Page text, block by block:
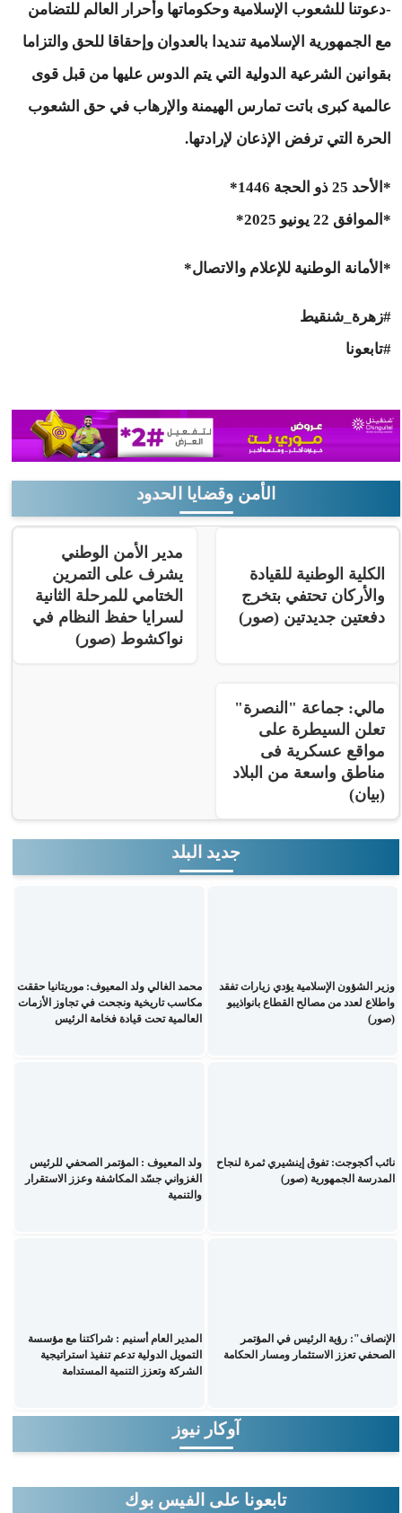
-دعوتنا للشعوب الإسلامية وحكوماتها وأحرار العالم للتضامن
مع الجمهورية الإسلامية تنديدا بالعدوان وإحقاقا للحق والتزاما
بقوانين الشرعية الدولية التي يتم الدوس عليها من قبل قوى
عالمية كبرى باتت تمارس الهيمنة والإرهاب في حق الشعوب
الحرة التي ترفض الإذعان لإرادتها.
*الأحد 25 ذو الحجة 1446*
*الموافق 22 يونيو 2025*
*الأمانة الوطنية للإعلام والاتصال*
#زهرة_شنقيط
#تابعونا
الأمن وقضايا الحدود
الكلية الوطنية للقيادة
والأركان تحتفي بتخرج
دفعتين جديدتين (صور)
مدير الأمن الوطني
يشرف على التمرين
الختامي للمرحلة الثانية
لسرايا حفظ النظام في
نواكشوط (صور)
مالي: جماعة "النصرة"
تعلن السيطرة على
مواقع عسكرية فى
مناطق واسعة من البلاد
(بيان)
جديد البلد
وزير الشؤون الإسلامية يؤدي زيارات تفقد
واطلاع لعدد من مصالح القطاع بانواذيبو
(صور)
محمد الغالي ولد المعيوف: موريتانيا حققت
مكاسب تاريخية ونجحت في تجاوز الأزمات
العالمية تحت قيادة فخامة الرئيس
نائب أكجوجت: تفوق إينشيري ثمرة لنجاح
المدرسة الجمهورية (صور)
ولد المعيوف : المؤتمر الصحفي للرئيس
الغزواني جسّد المكاشفة وعزز الاستقرار
والتنمية
الإنصاف": رؤية الرئيس في المؤتمر
الصحفي تعزز الاستثمار ومسار الحكامة
المدير العام أسنيم : شراكتنا مع مؤسسة
التمويل الدولية تدعم تنفيذ استراتيجية
الشركة وتعزز التنمية المستدامة
آوكار نيوز
تابعونا على الفيس بوك